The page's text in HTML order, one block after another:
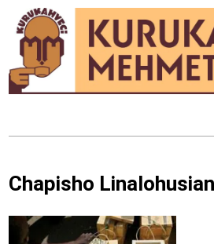
Chapisho